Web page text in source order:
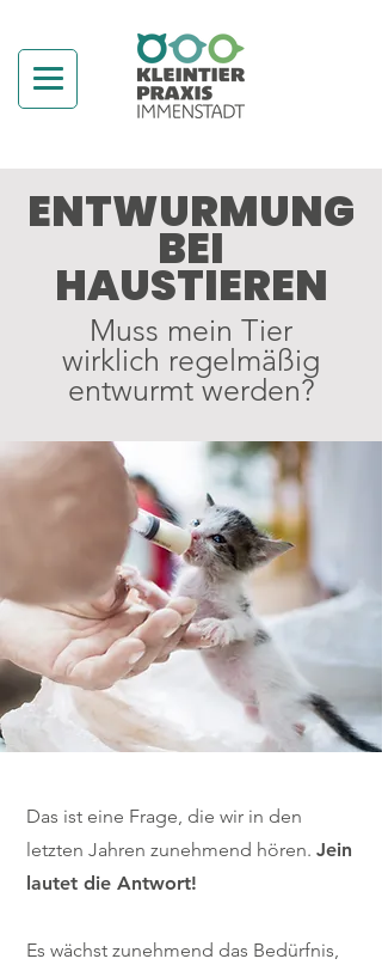
ENTWURMUNG
BEI
HAUSTIEREN
Muss mein Tier
wirklich regelmäßig
entwurmt werden?
Das ist eine Frage, die wir in den
letzten Jahren zunehmend hören. Jein
lautet die Antwort!
Es wächst zunehmend das Bedürfnis,